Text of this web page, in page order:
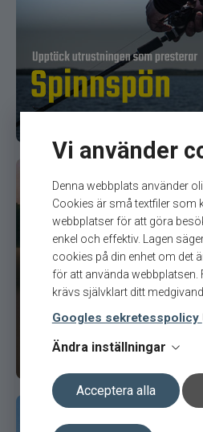
Vi använder
Denna webbplats använder
Cookies är små textfiler som
webbplatser för att göra
enkel och effektiv. Lagen
cookies på din enhet om det
för att använda webbplatsen.
krävs självklart ditt
Googles sekretesspolicy
Ändra inställningar
Acceptera alla